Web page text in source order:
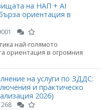
на НАП + AI
ориентация в
най-голямото
ориентация в огромния
на услуги по ЗДДС:
и практическо
2026)